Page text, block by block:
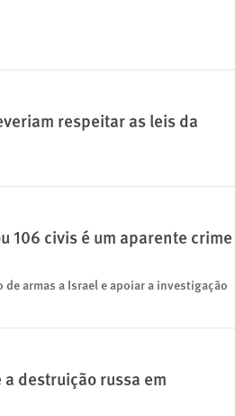
respeitar as leis da
106 civis é um aparente crime
armas a Israel e apoiar a investigação
destruição russa em